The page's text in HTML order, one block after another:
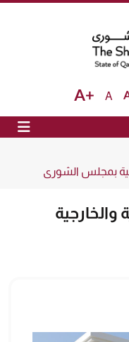
The Shura
Colour
Text
A
بمجلس الشورى
والخارجية